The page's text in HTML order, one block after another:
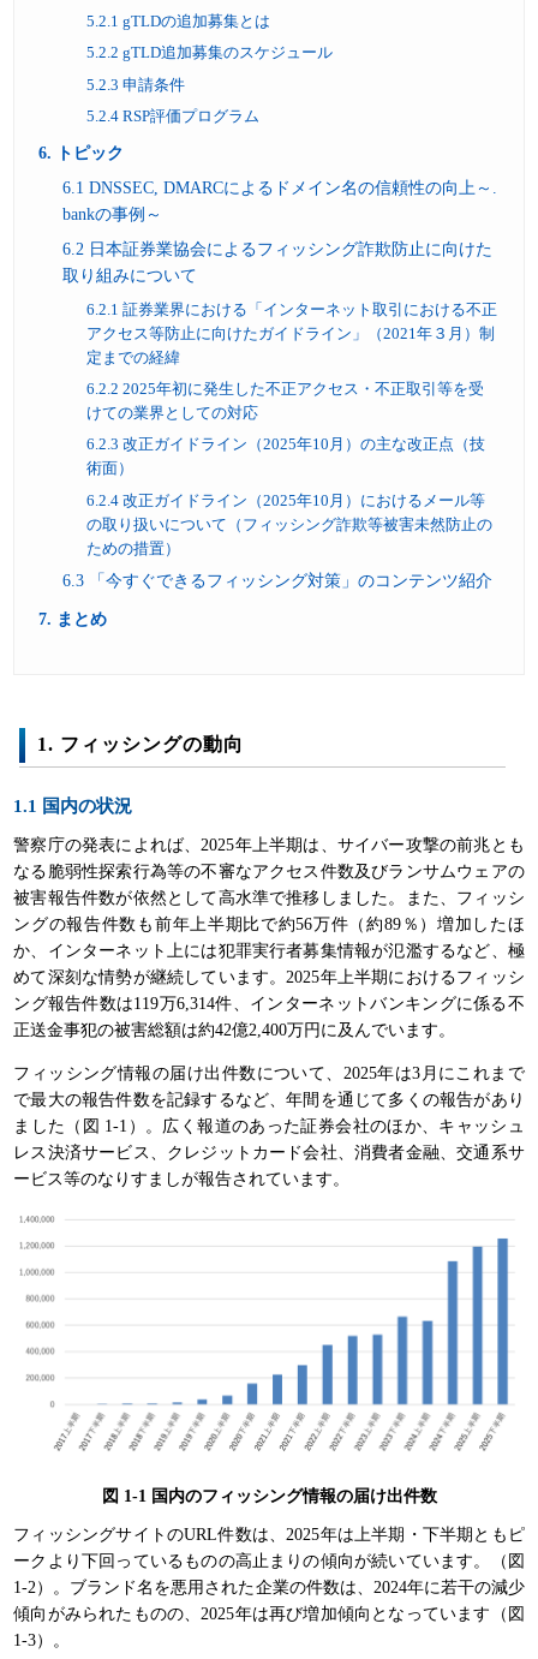
5.2.1 gTLDの追加募集とは
5.2.2 gTLD追加募集のスケジュール
5.2.3 申請条件
5.2.4 RSP評価プログラム
6. トピック
6.1 DNSSEC, DMARCによるドメイン名の信頼性の向上～.
bankの事例～
6.2 日本証券業協会によるフィッシング詐欺防止に向けた
取り組みについて
6.2.1 証券業界における「インターネット取引における不正
アクセス等防止に向けたガイドライン」（2021年３月）制
定までの経緯
6.2.2 2025年初に発生した不正アクセス・不正取引等を受
けての業界としての対応
6.2.3 改正ガイドライン（2025年10月）の主な改正点（技
術面）
6.2.4 改正ガイドライン（2025年10月）におけるメール等
の取り扱いについて（フィッシング詐欺等被害未然防止の
ための措置）
6.3 「今すぐできるフィッシング対策」のコンテンツ紹介
7. まとめ
1. フィッシングの動向
1.1 国内の状況
警察庁の発表によれば、2025年上半期は、サイバー攻撃の前兆とも
なる脆弱性探索行為等の不審なアクセス件数及びランサムウェアの
被害報告件数が依然として高水準で推移しました。また、フィッシ
ングの報告件数も前年上半期比で約56万件（約89％）増加したほ
か、インターネット上には犯罪実行者募集情報が氾濫するなど、極
めて深刻な情勢が継続しています。2025年上半期におけるフィッシ
ング報告件数は119万6,314件、インターネットバンキングに係る不
正送金事犯の被害総額は約42億2,400万円に及んでいます。
フィッシング情報の届け出件数について、2025年は3月にこれまで
で最大の報告件数を記録するなど、年間を通じて多くの報告があり
ました（図 1-1）。広く報道のあった証券会社のほか、キャッシュ
レス決済サービス、クレジットカード会社、消費者金融、交通系サ
ービス等のなりすましが報告されています。
図 1-1 国内のフィッシング情報の届け出件数
フィッシングサイトのURL件数は、2025年は上半期・下半期ともピ
ークより下回っているものの高止まりの傾向が続いています。（図
1-2）。ブランド名を悪用された企業の件数は、2024年に若干の減少
傾向がみられたものの、2025年は再び増加傾向となっています（図
1-3）。